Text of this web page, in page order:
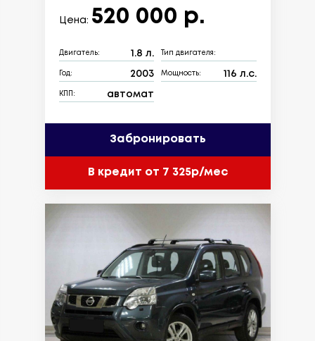
Цена: 520 000 р.
Двигатель: 1.8 л. Тип двигателя:
Год: 2003 Мощность: 116 л.с.
КПП: автомат
Забронировать
В кредит от 7 325р/мес